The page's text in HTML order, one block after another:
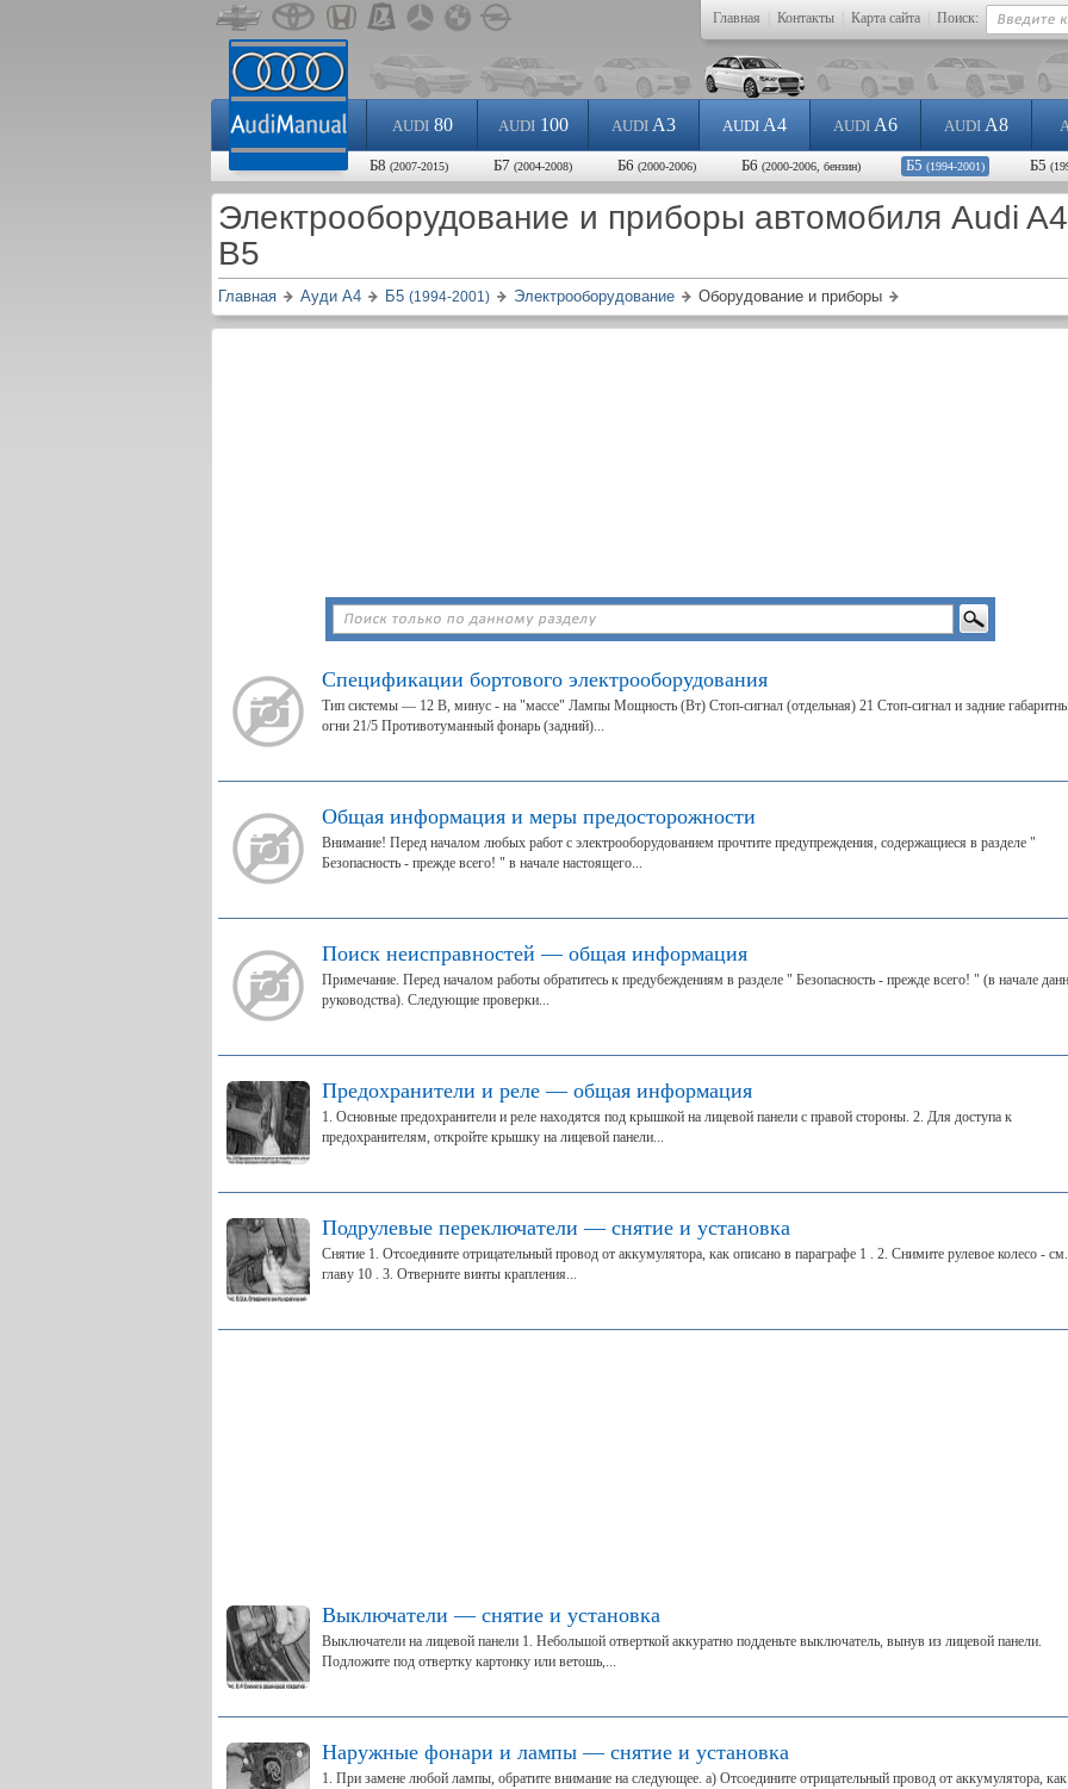
Главная Контакты Карта сайта Поиск:
AUDI80 AUDI100 AUDI A3 AUDI A4 AUDI A6 AUDI A8
Б8 (2007-2015) Б7 (2004-2008) Б6 (2000-2006) Б6 (2000-2006, бензин) Б5 (1994-2001) Б5
Электрооборудование и приборы автомобиля Audi A4
B5
Главная Ауди A4 Б5 (1994-2001) Электрооборудование Оборудование и приборы
Спецификации бортового электрооборудования
Тип системы — 12 В, минус - на "массе" Лампы Мощность (Вт) Стоп-сигнал (отдельная) 21 Стоп-сигнал и задние
огни 21/5 Противотуманный фонарь (задний)...
Общая информация и меры предосторожности
Внимание! Перед началом любых работ с электрооборудованием прочтите предупреждения, содержащиеся в разделе "
Безопасность - прежде всего! " в начале настоящего...
Поиск неисправностей — общая информация
Примечание. Перед началом работы обратитесь к предубеждениям в разделе " Безопасность - прежде всего! " (в начале
руководства). Следующие проверки...
Предохранители и реле — общая информация
1. Основные предохранители и реле находятся под крышкой на лицевой панели с правой стороны. 2. Для доступа к
предохранителям, откройте крышку на лицевой панели...
Подрулевые переключатели — снятие и установка
Снятие 1. Отсоедините отрицательный провод от аккумулятора, как описано в параграфе 1 . 2. Снимите рулевое колесо - см.
главу 10 . 3. Отверните винты крапления...
Выключатели — снятие и установка
Выключатели на лицевой панели 1. Небольшой отверткой аккуратно подденьте выключатель, вынув из лицевой панели.
Подложите под отвертку картонку или ветошь,...
Наружные фонари и лампы — снятие и установка
1. При замене любой лампы, обратите внимание на следующее. а) Отсоедините отрицательный провод от аккумулятора, как